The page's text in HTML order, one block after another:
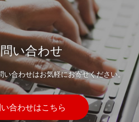
い合わせ
い合わせはお気軽にお寄せください。
合わせはこちら